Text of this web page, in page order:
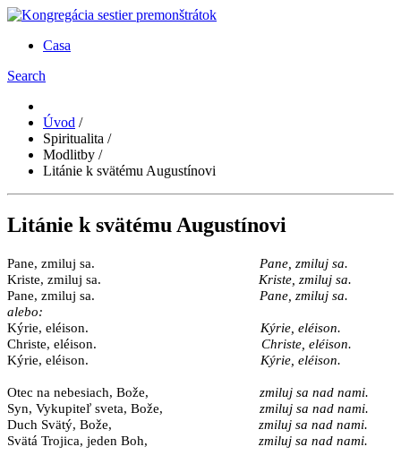
Casa
Search
Úvod /
Spiritualita /
Modlitby /
Litánie k svätému Augustínovi
Litánie k svätému Augustínovi
Pane, zmiluj sa. Pane, zmiluj sa.
Kriste, zmiluj sa. Kriste, zmiluj sa.
Pane, zmiluj sa. Pane, zmiluj sa.
alebo:
Kýrie, eléison. Kýrie, eléison.
Christe, eléison. Christe, eléison.
Kýrie, eléison. Kýrie, eléison.
Otec na nebesiach, Bože, zmiluj sa nad nami.
Syn, Vykupiteľ sveta, Bože, zmiluj sa nad nami.
Duch Svätý, Bože, zmiluj sa nad nami.
Svätá Trojica, jeden Boh, zmiluj sa nad nami.